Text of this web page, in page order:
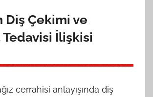
Diş Çekimi ve
İlişkisi
cerrahisi anlayışında diş